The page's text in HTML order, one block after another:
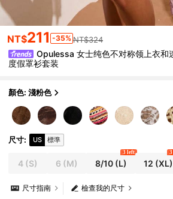
NT$211 -35% NT$324
Opulessa 女士纯色不对称领上衣和
度假罩衫套装
顏色: 淺粉色
尺寸: US 標準
4 (S) 6 (M) 8/10(L)
3 left
12 (XL)
檢查我的尺寸
尺寸指南